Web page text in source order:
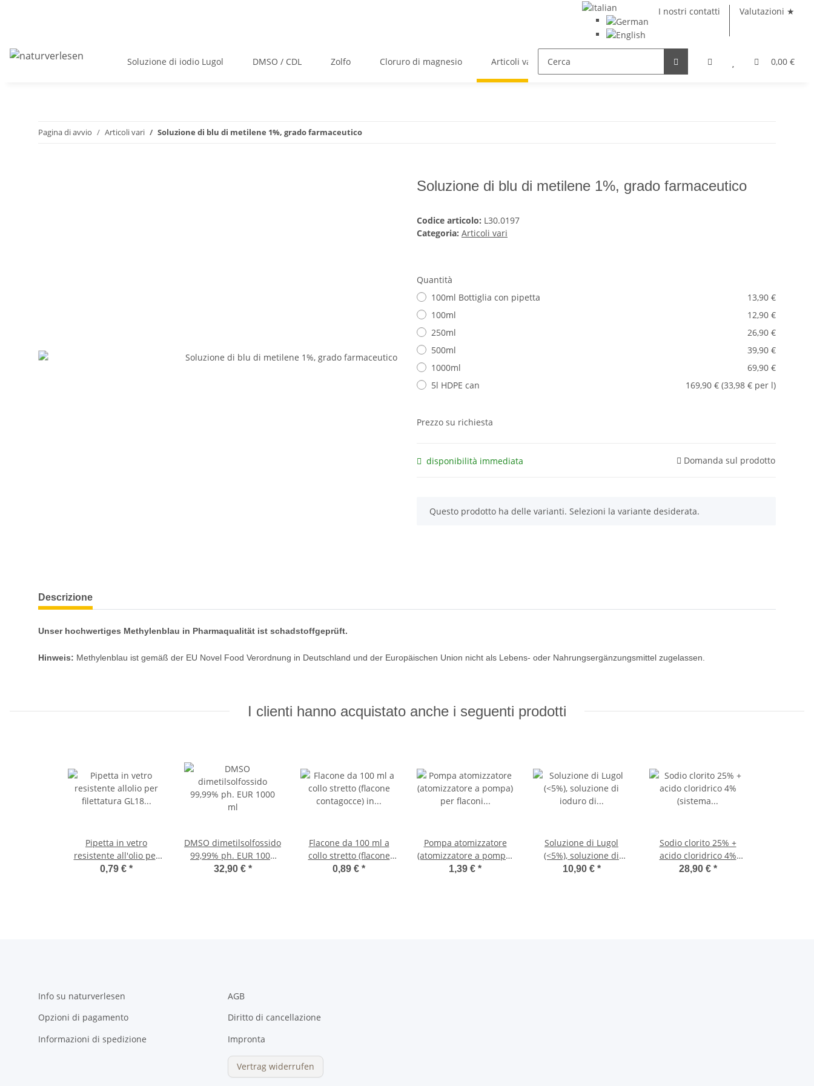
I nostri contatti Valutazioni ★
0,00 €
Soluzione di iodio Lugol DMSO / CDL Zolfo Cloruro di magnesio Articoli vari Zeolite Libri (tedesco) Oggetti in vetro
Pagina di avvio Articoli vari Soluzione di blu di metilene 1%, grado farmaceutico
Soluzione di blu di metilene 1%, grado farmaceutico
Codice articolo: L30.0197
Categoria: Articoli vari
Quantità
100ml Bottiglia con pipetta
13,90 €
100ml
12,90 €
250ml
26,90 €
500ml
39,90 €
1000ml
69,90 €
5l HDPE can
169,90 € (33,98 € per l)
Prezzo su richiesta
disponibilità immediata Domanda sul prodotto
x
Questo prodotto ha delle varianti. Selezioni la variante desiderata.
Descrizione
Unser hochwertiges Methylenblau in Pharmaqualität ist schadstoffgeprüft.
Hinweis: Methylenblau ist gemäß der EU Novel Food Verordnung in Deutschland und der Europäischen Union nicht als Lebens- oder Nahrungsergänzungsmittel zugelassen.
I clienti hanno acquistato anche i seguenti prodotti
Pipetta in vetro
resistente all'olio per
filettatura GL18 (per
0,79 € *
DMSO dimetilsolfossido
99,99% ph. EUR 1000
ml
32,90 € *
Flacone da 100 ml a
collo stretto (flacone
contagocce) in vetro
0,89 € *
Pompa atomizzatore
(atomizzatore a pompa)
per flaconi contagocce
1,39 € *
Soluzione di Lugol
(<5%), soluzione di
ioduro di iodio-potassio
10,90 € *
Sodio clorito 25% +
acido cloridrico 4%
(sistema bicomponente
28,90 € *
Info su naturverlesen
Opzioni di pagamento
Informazioni di spedizione
AGB
Diritto di cancellazione
Impronta
Vertrag widerrufen